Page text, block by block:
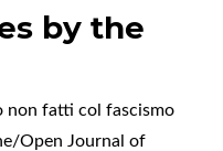
by the
non fatti col fascismo
Open Journal of